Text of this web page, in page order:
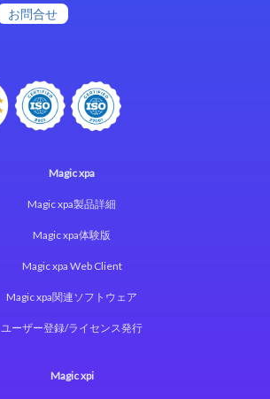
お問合せ
Magic xpa
Magic xpa製品詳細
Magic xpa体験版
Magic xpa Web Client
Magic xpa関連ソフトウェア
ユーザー登録/ライセンス発行
Magic xpi